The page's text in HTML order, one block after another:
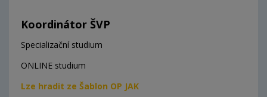
Koordinátor ŠVP
Specializační studium
ONLINE studium
Lze hradit ze Šablon OP JAK